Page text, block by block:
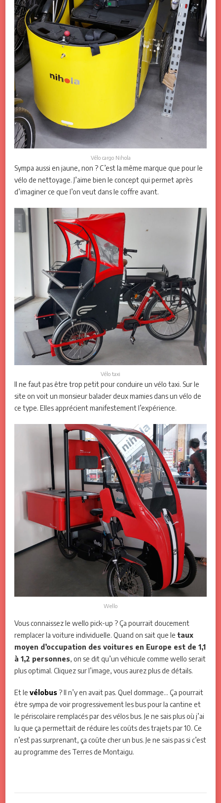
Vélo cargo Nihola
Sympa aussi en jaune, non ? C’est la même marque que pour le
vélo de nettoyage. J’aime bien le concept qui permet après
d’imaginer ce que l’on veut dans le coffre avant.
Vélo taxi
Il ne faut pas être trop petit pour conduire un vélo taxi. Sur le
site on voit un monsieur balader deux mamies dans un vélo de
ce type. Elles apprécient manifestement l’expérience.
Wello
Vous connaissez le wello pick-up ? Ça pourrait doucement
remplacer la voiture individuelle. Quand on sait que le taux
moyen d’occupation des voitures en Europe est de 1,1
à 1,2 personnes, on se dit qu’un véhicule comme wello serait
plus optimal. Cliquez sur l’image, vous aurez plus de détails.
Et le vélobus ? Il n’y en avait pas. Quel dommage… Ça pourrait
être sympa de voir progressivement les bus pour la cantine et
le périscolaire remplacés par des vélos bus. Je ne sais plus où j’ai
lu que ça permettait de réduire les coûts des trajets par 10. Ce
n’est pas surprenant, ça coûte cher un bus. Je ne sais pas si c’est
au programme des Terres de Montaigu.